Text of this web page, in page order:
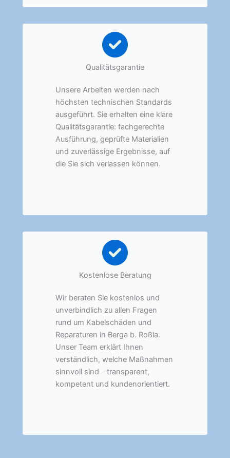
Qualitätsgarantie
Unsere Arbeiten werden nach
höchsten technischen Standards
ausgeführt. Sie erhalten eine klare
Qualitätsgarantie: fachgerechte
Ausführung, geprüfte Materialien
und zuverlässige Ergebnisse, auf
die Sie sich verlassen können.
Kostenlose Beratung
Wir beraten Sie kostenlos und
unverbindlich zu allen Fragen
rund um Kabelschäden und
Reparaturen in Berga b. Roßla.
Unser Team erklärt Ihnen
verständlich, welche Maßnahmen
sinnvoll sind – transparent,
kompetent und kundenorientiert.